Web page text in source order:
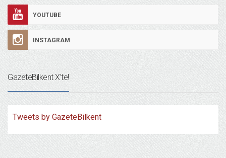
YOUTUBE
INSTAGRAM
GazeteBilkent X’te!
Tweets by GazeteBilkent